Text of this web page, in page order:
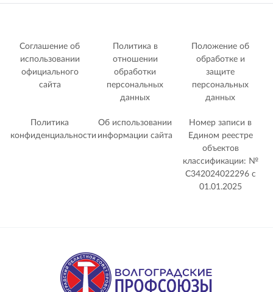
Соглашение об
использовании
официального
сайта
Политика в
отношении
обработки
персональных
данных
Положение об
обработке и
защите
персональных
данных
Политика
конфиденциальности
Об использовании
информации сайта
Номер записи в
Едином реестре
объектов
классификации: №
С342024022296 c
01.01.2025